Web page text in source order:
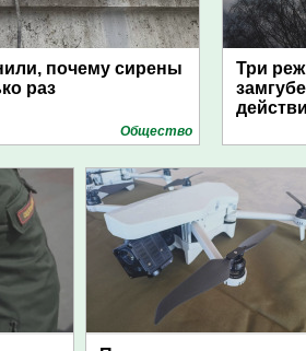
почему сирены
раз
Общество
Три